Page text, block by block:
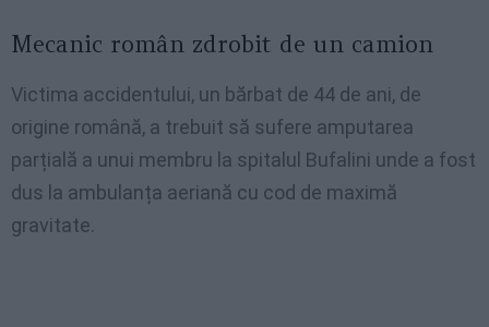
Mecanic român zdrobit de un camion
Victima accidentului, un bărbat de 44 de ani, de
origine română, a trebuit să sufere amputarea
parțială a unui membru la spitalul Bufalini unde a fost
dus la ambulanța aeriană cu cod de maximă
gravitate.